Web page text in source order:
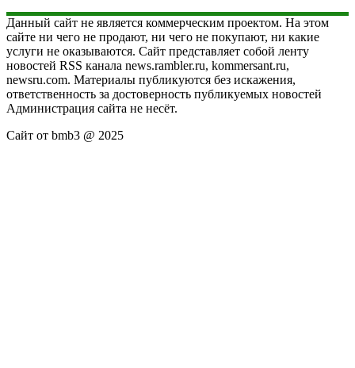
Данный сайт не является коммерческим проектом. На этом
сайте ни чего не продают, ни чего не покупают, ни какие
услуги не оказываются. Сайт представляет собой ленту
новостей RSS канала news.rambler.ru, kommersant.ru,
newsru.com. Материалы публикуются без искажения,
ответственность за достоверность публикуемых новостей
Администрация сайта не несёт.
Сайт от bmb3 @ 2025